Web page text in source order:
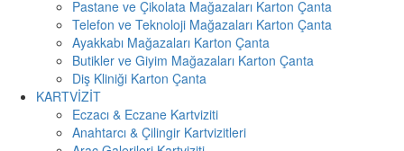
Pastane ve Çikolata Mağazaları Karton Çanta
Telefon ve Teknoloji Mağazaları Karton Çanta
Ayakkabı Mağazaları Karton Çanta
Butikler ve Giyim Mağazaları Karton Çanta
Diş Kliniği Karton Çanta
KARTVİZİT
Eczacı & Eczane Kartviziti
Anahtarcı & Çilingir Kartvizitleri